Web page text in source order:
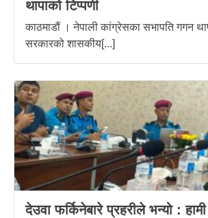
थापाको टिप्पणी
काठमाडौं । नेपाली कांग्रेसका सभापति गगन
सरकारको शासकीय[...]
देउवा फर्किनेबारे प्रहरीले भन्यो : हामी